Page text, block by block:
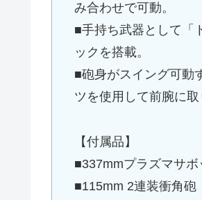
み合わせで可動。
■手持ち武器として「
ックを搭載。
■砲身がスイング可動
ツを使用して前腕に取
【付属品】
■337mmプラズマサ
■115mm 2連装衝角砲